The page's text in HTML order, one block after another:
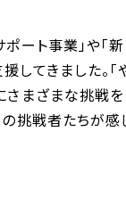
ート事業」や「
てきました。「
さまざまな挑戦
挑戦者たちが